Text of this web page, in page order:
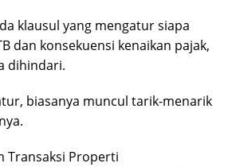
klausul yang mengatur siapa
dan konsekuensi kenaikan pajak,
dihindari.
biasanya muncul tarik-menarik
Transaksi Properti